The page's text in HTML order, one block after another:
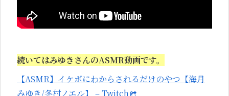
続いてはみゆきさんのASMR動画です。
【ASMR】イケボにわからされるだけのやつ【海月
みゆき/冬村ノエル】 – Twitch